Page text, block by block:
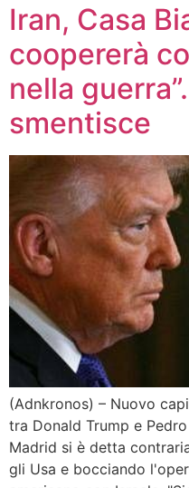
Iran, Casa
coopererà
nella
smentisce
(Adnkronos) – Nuovo
tra Donald Trump e
Madrid si è detta
gli Usa e bocciando